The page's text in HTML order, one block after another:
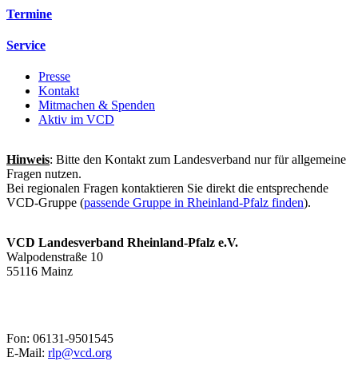
Termine
Service
Presse
Kontakt
Mitmachen & Spenden
Aktiv im VCD
Hinweis: Bitte den Kontakt zum Landesverband nur für allgemeine
Fragen nutzen.
Bei regionalen Fragen kontaktieren Sie direkt die entsprechende
VCD-Gruppe (passende Gruppe in Rheinland-Pfalz finden).
VCD Landesverband Rheinland-Pfalz e.V.
Walpodenstraße 10
55116 Mainz
Fon: 06131-9501545
E-Mail: rlp@vcd.org